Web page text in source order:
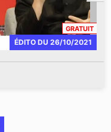
GRATUIT
ÉDITO DU 26/10/2021